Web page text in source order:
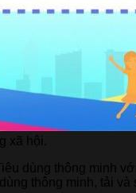
xã hội.
dùng thông minh
thông minh, tải